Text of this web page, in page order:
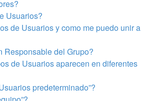
Usuarios?
de Usuarios y como me puedo unir a
Responsable del Grupo?
de Usuarios aparecen en diferentes
predeterminado”?